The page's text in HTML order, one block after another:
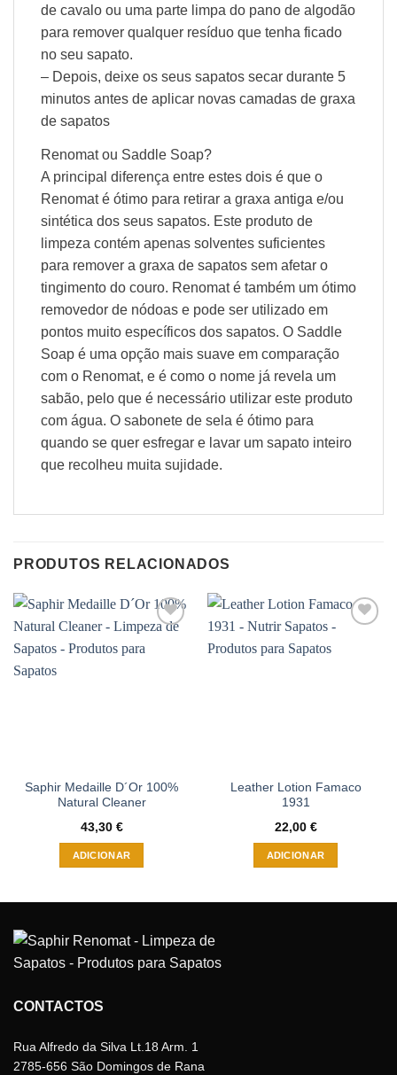
de cavalo ou uma parte limpa do pano de algodão
para remover qualquer resíduo que tenha ficado
no seu sapato.
– Depois, deixe os seus sapatos secar durante 5
minutos antes de aplicar novas camadas de graxa
de sapatos
Renomat ou Saddle Soap?
A principal diferença entre estes dois é que o
Renomat é ótimo para retirar a graxa antiga e/ou
sintética dos seus sapatos. Este produto de
limpeza contém apenas solventes suficientes
para remover a graxa de sapatos sem afetar o
tingimento do couro. Renomat é também um ótimo
removedor de nódoas e pode ser utilizado em
pontos muito específicos dos sapatos. O Saddle
Soap é uma opção mais suave em comparação
com o Renomat, e é como o nome já revela um
sabão, pelo que é necessário utilizar este produto
com água. O sabonete de sela é ótimo para
quando se quer esfregar e lavar um sapato inteiro
que recolheu muita sujidade.
PRODUTOS RELACIONADOS
Adicionar
à wishlist
Saphir Medaille D´Or 100%
Natural Cleaner
43,30 €
ADICIONAR
à wishlist
Leather Lotion Famaco
1931
22,00 €
ADICIONAR
CONTACTOS
Rua Alfredo da Silva Lt.18 Arm. 1
2785-656 São Domingos de Rana